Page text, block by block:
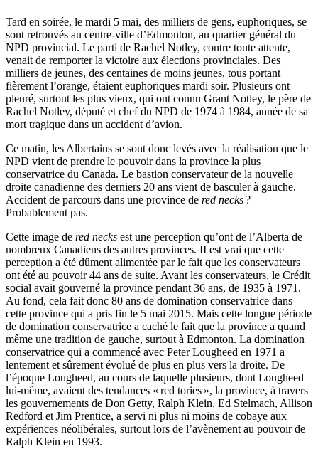
Tard en soirée, le mardi 5 mai, des milliers de gens, euphoriques, se
sont retrouvés au centre-ville d’Edmonton, au quartier général du
NPD provincial. Le parti de Rachel Notley, contre toute attente,
venait de remporter la victoire aux élections provinciales. Des
milliers de jeunes, des centaines de moins jeunes, tous portant
fièrement l’orange, étaient euphoriques mardi soir. Plusieurs ont
pleuré, surtout les plus vieux, qui ont connu Grant Notley, le père de
Rachel Notley, député et chef du NPD de 1974 à 1984, année de sa
mort tragique dans un accident d’avion.
Ce matin, les Albertains se sont donc levés avec la réalisation que le
NPD vient de prendre le pouvoir dans la province la plus
conservatrice du Canada. Le bastion conservateur de la nouvelle
droite canadienne des derniers 20 ans vient de basculer à gauche.
Accident de parcours dans une province de red necks?
Probablement pas.
Cette image de red necks est une perception qu’ont de l’Alberta de
nombreux Canadiens des autres provinces. II est vrai que cette
perception a été dûment alimentée par le fait que les conservateurs
ont été au pouvoir 44 ans de suite. Avant les conservateurs, le Crédit
social avait gouverné la province pendant 36 ans, de 1935 à 1971.
Au fond, cela fait donc 80 ans de domination conservatrice dans
cette province qui a pris fin le 5 mai 2015. Mais cette longue période
de domination conservatrice a caché le fait que la province a quand
même une tradition de gauche, surtout à Edmonton. La domination
conservatrice qui a commencé avec Peter Lougheed en 1971 a
lentement et sûrement évolué de plus en plus vers la droite. De
l’époque Lougheed, au cours de laquelle plusieurs, dont Lougheed
lui-même, avaient des tendances « red tories », la province, à travers
les gouvernements de Don Getty, Ralph Klein, Ed Stelmach, Allison
Redford et Jim Prentice, a servi ni plus ni moins de cobaye aux
expériences néolibérales, surtout lors de l’avènement au pouvoir de
Ralph Klein en 1993.